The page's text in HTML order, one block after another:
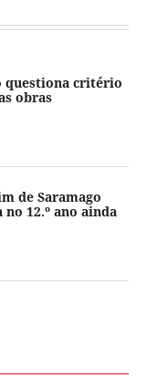
questiona critério
obras
de Saramago
12.º ano ainda